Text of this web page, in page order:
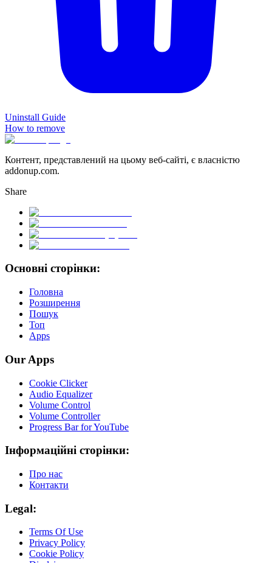
Uninstall Guide
How to remove
Контент, представлений на цьому веб-сайті, є власністю
addonup.com.
Share
Основні сторінки:
Головна
Розширення
Пошук
Топ
Apps
Our Apps
Cookie Clicker
Audio Equalizer
Volume Control
Volume Controller
Progress Bar for YouTube
Інформаційні сторінки:
Про нас
Контакти
Legal:
Terms Of Use
Privacy Policy
Cookie Policy